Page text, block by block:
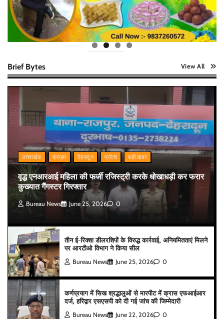
Brief Bytes View All
उत्तराखंड क्राइम देहरादून प्रदेश बड़ी खबर
वृद्ध एनआरआई महिला की फर्जी रजिस्ट्री करके धोखाधड़ी कर फरार
कुख्यात गैंगस्टर गिरफ्तार
Bureau News June 25, 2026 0
तीन ई-रिक्शा डीलरशिपों के विरुद्ध कार्रवाई, अनियमितताएं मिलने
पर आरटीओ विभाग ने किया सील
Bureau News June 25, 2026 0
कर्णप्रयाग में सिख श्रद्धालुओं से मारपीट में क्रास एफआईआर
दर्ज, हरिद्वार एसएसपी को दी गई जांच की जिम्मेदारी
Bureau News June 22, 2026 0